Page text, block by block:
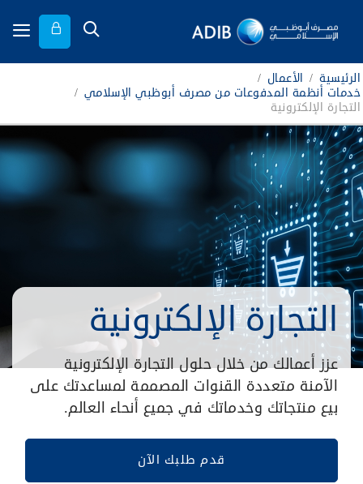
الرئيسية / الأعمال /
خدمات أنظمة المدفوعات من مصرف أبوظبي الإسلامي /
التجارة الإلكترونية
التجارة الإلكترونية
عزز أعمالك من خلال حلول التجارة الإلكترونية
الآمنة متعددة القنوات المصممة لمساعدتك على
بيع منتجاتك وخدماتك في جميع أنحاء العالم.
قدم طلبك الآن